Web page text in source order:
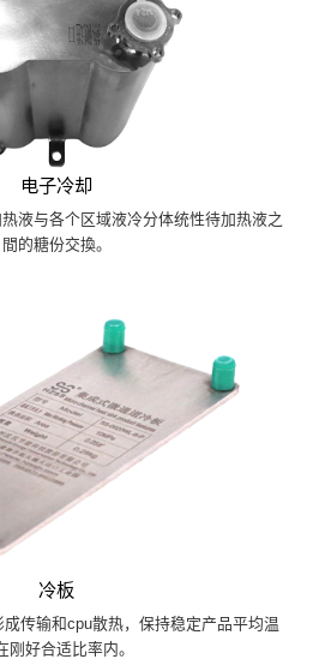
电子冷却
液与各个区域液冷分体统性待加热液之
間的糖份交換。
冷板
传输和cpu散热，保持稳定产品平均温
刚好合适比率内。